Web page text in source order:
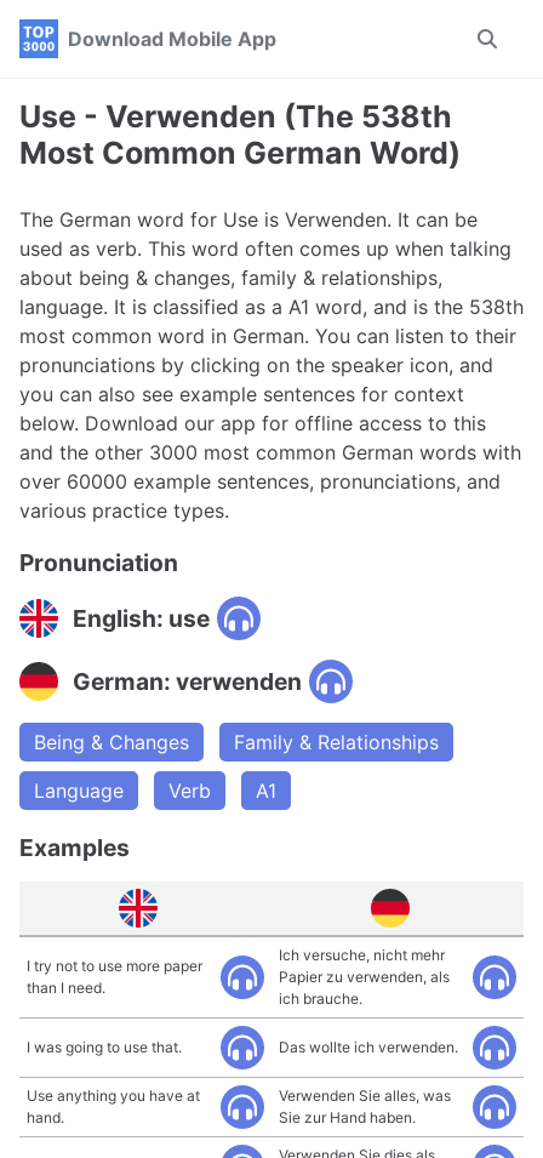
Skip
navigation
Skip
Skip
Download Mobile App
Toggle
Use - Verwenden (The 538th
Most Common German Word)
The German word for Use is Verwenden. It can be
used as verb. This word often comes up when talking
about being & changes, family & relationships,
language. It is classified as a A1 word, and is the 538th
most common word in German. You can listen to their
pronunciations by clicking on the speaker icon, and
you can also see example sentences for context
below. Download our app for offline access to this
and the other 3000 most common German words with
over 60000 example sentences, pronunciations, and
various practice types.
Pronunciation
English: use
German: verwenden
Being & Changes
Family & Relationships
Language
Verb A1
Examples
I try not to use more paper
than I need.
Ich versuche, nicht mehr
Papier zu verwenden, als
ich brauche.
I was going to use that. Das wollte ich verwenden.
Use anything you have at
hand.
Verwenden Sie alles, was
Sie zur Hand haben.